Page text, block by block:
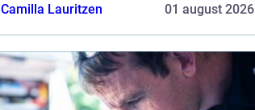
Camilla Lauritzen 01 august 2026